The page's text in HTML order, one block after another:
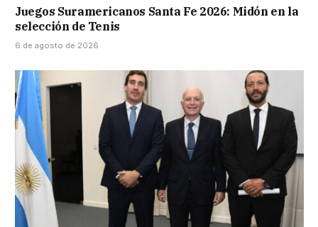
Juegos Suramericanos Santa Fe 2026: Midón en la
selección de Tenis
6 de agosto de 2026